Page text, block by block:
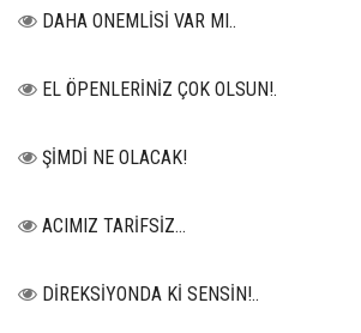
DAHA ONEMLİSİ VAR MI..
EL ÖPENLERİNİZ ÇOK OLSUN!.
ŞİMDİ NE OLACAK!
ACIMIZ TARİFSİZ…
DİREKSİYONDA Kİ SENSİN!..